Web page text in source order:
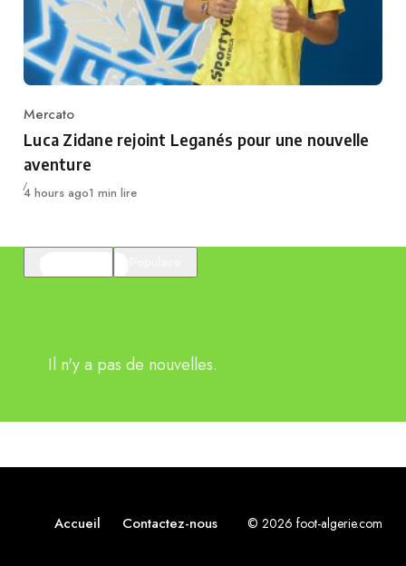
Category
Mercato
Luca Zidane rejoint Leganés pour une nouvelle
aventure
Publié
4 hours ago1 min lire
Il n'y a pas de nouvelles.
Accueil Contactez-nous © 2026 foot-algerie.com